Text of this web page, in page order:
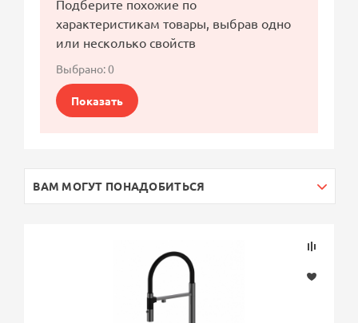
Подберите похожие по
характеристикам товары, выбрав одно
или несколько свойств
Выбрано:0
Показать
ВАМ МОГУТ ПОНАДОБИТЬСЯ